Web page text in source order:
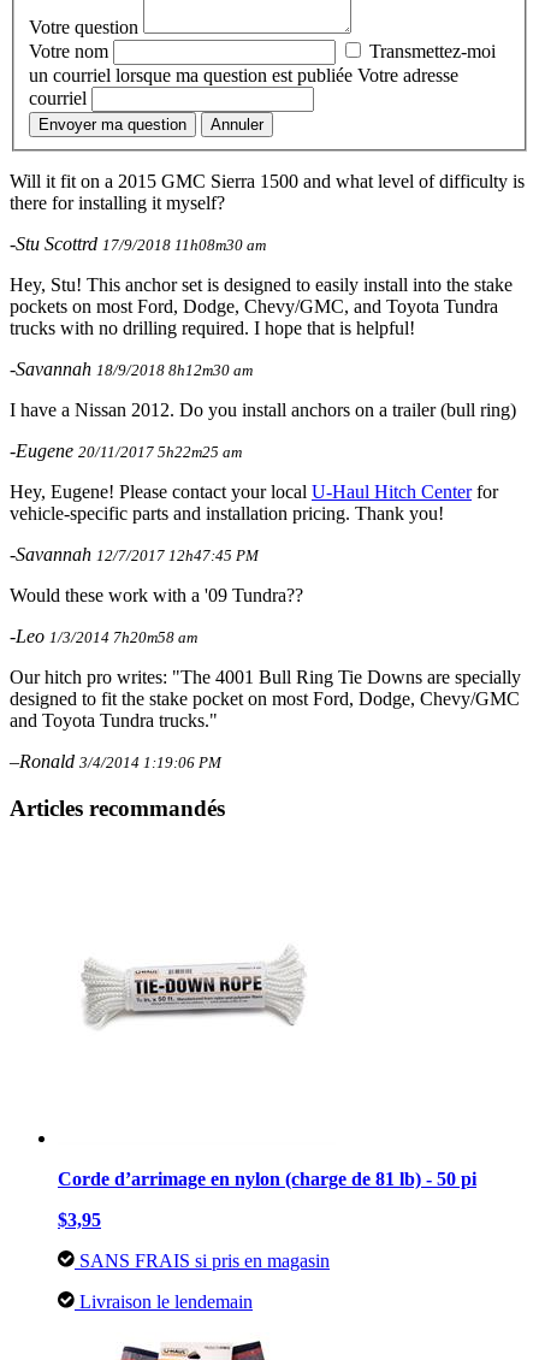
Votre question
Votre nom
Transmettez-moi
un courriel lorsque ma question est publiée Votre adresse
courriel
Envoyer ma question Annuler
Will it fit on a 2015 GMC Sierra 1500 and what level of difficulty is
there for installing it myself?
-Stu Scottrd 17/9/2018 11h08m30 am
Hey, Stu! This anchor set is designed to easily install into the stake
pockets on most Ford, Dodge, Chevy/GMC, and Toyota Tundra
trucks with no drilling required. I hope that is helpful!
-Savannah 18/9/2018 8h12m30 am
I have a Nissan 2012. Do you install anchors on a trailer (bull ring)
-Eugene 20/11/2017 5h22m25 am
Hey, Eugene! Please contact your local U-Haul Hitch Centerfor
vehicle-specific parts and installation pricing. Thank you!
-Savannah 12/7/2017 12h47:45 PM
Would these work with a '09 Tundra??
-Leo 1/3/2014 7h20m58 am
Our hitch pro writes: "The 4001 Bull Ring Tie Downs are specially
designed to fit the stake pocket on most Ford, Dodge, Chevy/GMC
and Toyota Tundra trucks."
–Ronald 3/4/2014 1:19:06 PM
Articles recommandés
Corde d’arrimage en nylon (charge de 81 lb) - 50 pi
$3,95
SANS FRAIS si pris en magasin
Livraison le lendemain